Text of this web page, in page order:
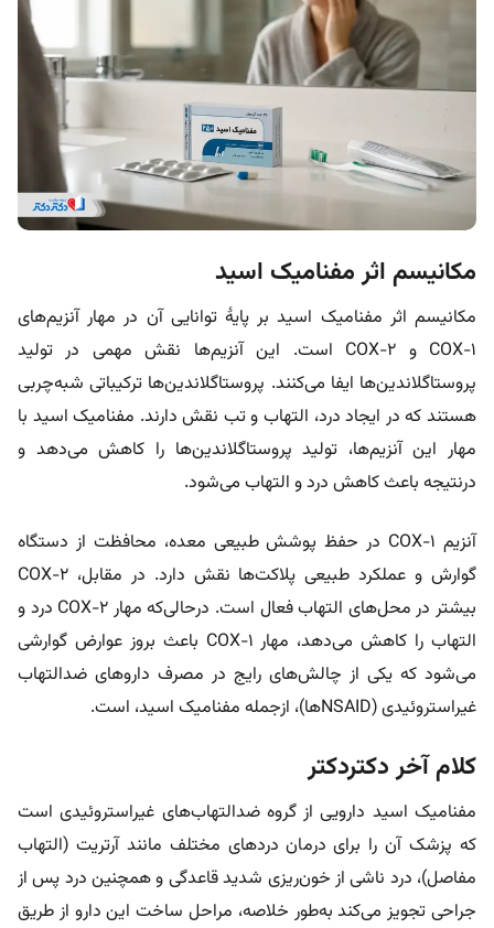
مکانیسم اثر مفنامیک اسید
مکانیسم اثر مفنامیک اسید بر پایۀ توانایی آن در مهار آنزیم‌های
COX-1 و COX-2 است. این آنزیم‌ها نقش مهمی در تولید
پروستاگلاندین‌ها ایفا می‌کنند. پروستاگلاندین‌ها ترکیباتی شبه‌چربی
هستند که در ایجاد درد، التهاب و تب نقش دارند. مفنامیک اسید با
مهار این آنزیم‌ها، تولید پروستاگلاندین‌ها را کاهش می‌دهد و
درنتیجه باعث کاهش درد و التهاب می‌شود.
آنزیم COX-1 در حفظ پوشش طبیعی معده، محافظت از دستگاه
گوارش و عملکرد طبیعی پلاکت‌ها نقش دارد. در مقابل، COX-2
بیشتر در محل‌های التهاب فعال است. درحالی‌که مهار COX-2 درد و
التهاب را کاهش می‌دهد، مهار COX-1 باعث بروز عوارض گوارشی
می‌شود که یکی از چالش‌های رایج در مصرف داروهای ضدالتهاب
غیراستروئیدی (NSAIDها)، ازجمله مفنامیک اسید، است.
کلام آخر دکتردکتر
مفنامیک اسید دارویی از گروه ضدالتهاب‌های غیراستروئیدی است
که پزشک آن را برای درمان دردهای مختلف مانند آرتریت (التهاب
مفاصل)، درد ناشی از خون‌ریزی شدید قاعدگی و همچنین درد پس از
جراحی تجویز می‌کند به‌طور خلاصه، مراحل ساخت این دارو از طریق